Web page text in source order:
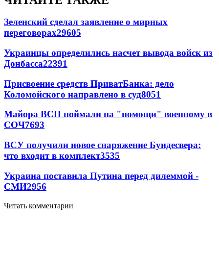
Зеленский сделал заявление о мирных
переговорах29605
Украинцы определились насчет вывода войск из
Донбасса22391
Присвоение средств ПриватБанка: дело
Коломойского направлено в суд8051
Майора ВСП поймали на "помощи" военному в
СОЧ7693
ВСУ получили новое снаряжение Бундесвера:
что входит в комплект3535
Украина поставила Путина перед дилеммой -
СМИ2956
Читать комментарии